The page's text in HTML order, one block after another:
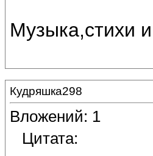
Музыка,стихи
Кудряшка298
Вложений: 1
Цитата: